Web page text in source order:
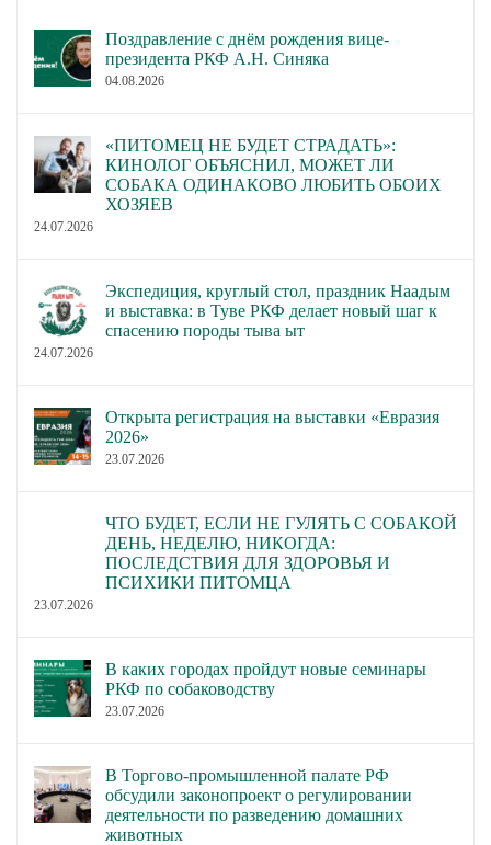
Поздравление с днём рождения вице-
президента РКФ А.Н. Синяка
04.08.2026
«ПИТОМЕЦ НЕ БУДЕТ СТРАДАТЬ»:
КИНОЛОГ ОБЪЯСНИЛ, МОЖЕТ ЛИ
СОБАКА ОДИНАКОВО ЛЮБИТЬ ОБОИХ
ХОЗЯЕВ
24.07.2026
Экспедиция, круглый стол, праздник Наадым
и выставка: в Туве РКФ делает новый шаг к
спасению породы тыва ыт
24.07.2026
Открыта регистрация на выставки «Евразия
2026»
23.07.2026
ЧТО БУДЕТ, ЕСЛИ НЕ ГУЛЯТЬ С СОБАКОЙ
ДЕНЬ, НЕДЕЛЮ, НИКОГДА:
ПОСЛЕДСТВИЯ ДЛЯ ЗДОРОВЬЯ И
ПСИХИКИ ПИТОМЦА
23.07.2026
В каких городах пройдут новые семинары
РКФ по собаководству
23.07.2026
В Торгово-промышленной палате РФ
обсудили законопроект о регулировании
деятельности по разведению домашних
животных